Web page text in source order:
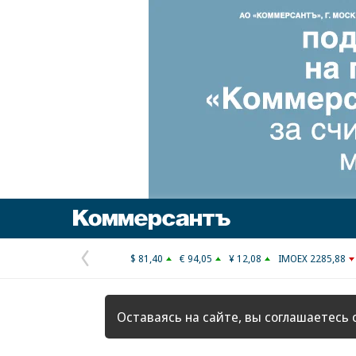
Предыдущая
страница
$ 81,40 € 94,05 ¥ 12,08 IMOEX 2285,88
Оставаясь на сайте, вы соглашаетесь